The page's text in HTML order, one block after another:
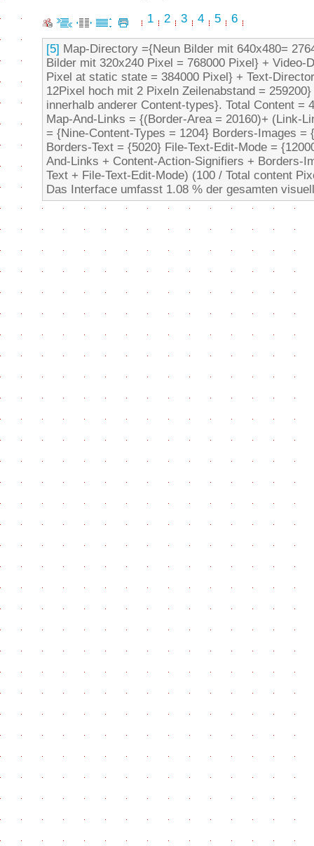
1 2 3 4 5 6
[5] Map-Directory ={Neun Bilder mit 640x480=
Bilder mit 320x240 Pixel = 768000 Pixel} + Video-
Pixel at static state = 384000 Pixel} + Text-
12Pixel hoch mit 2 Pixeln Zeilenabstand =
innerhalb anderer Content-types}. Total Content =
Map-And-Links = {(Border-Area = 20160)+ (Link-
= {Nine-Content-Types = 1204} Borders-Images =
Borders-Text = {5020} File-Text-Edit-Mode =
And-Links + Content-Action-Signifiers + Borders-
Text + File-Text-Edit-Mode) (100 / Total content
Das Interface umfasst 1.08 % der gesamten